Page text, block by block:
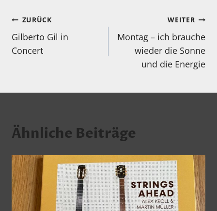
Beitragsnavigation
ZURÜCK
Gilberto Gil in
Concert
WEITER
Montag – ich brauche
wieder die Sonne
und die Energie
Ähnliche Beiträge